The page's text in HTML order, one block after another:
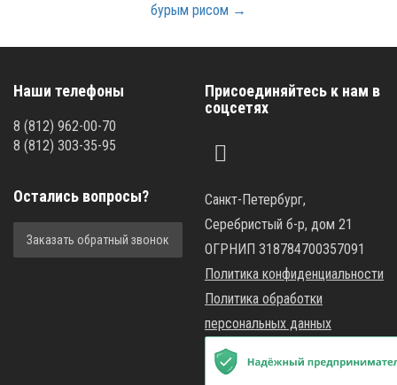
бурым рисом →
Наши телефоны
8 (812) 962-00-70
8 (812) 303-35-95
Присоединяйтесь к нам в
соцсетях
Остались вопросы?
Заказать обратный звонок
Санкт-Петербург,
Серебристый б-р, дом 21
ОГРНИП 318784700357091
Политика конфиденциальности
Политика обработки
персональных данных